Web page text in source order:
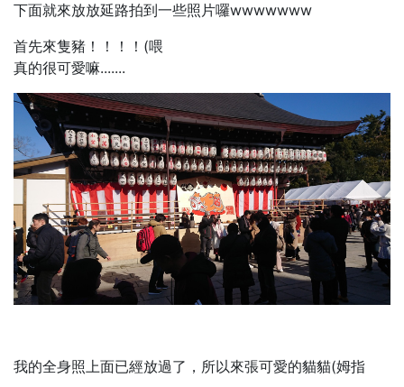
下面就來放放延路拍到一些照片囉wwwwwww
首先來隻豬！！！！(喂
真的很可愛嘛.......
我的全身照上面已經放過了，所以來張可愛的貓貓(姆指